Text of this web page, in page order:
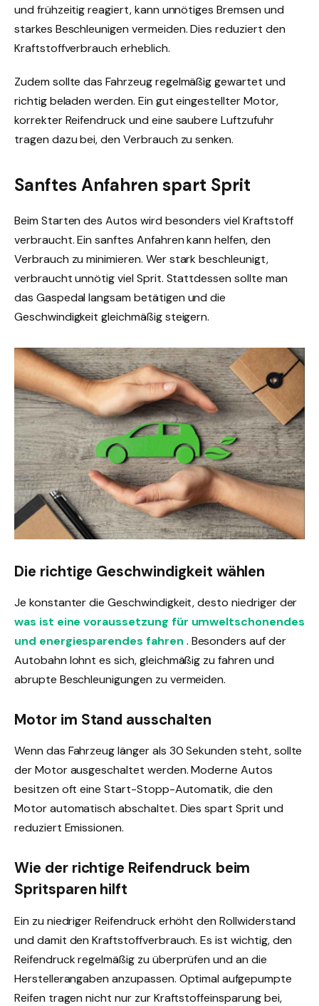
und frühzeitig reagiert, kann unnötiges Bremsen und
starkes Beschleunigen vermeiden. Dies reduziert den
Kraftstoffverbrauch erheblich.
Zudem sollte das Fahrzeug regelmäßig gewartet und
richtig beladen werden. Ein gut eingestellter Motor,
korrekter Reifendruck und eine saubere Luftzufuhr
tragen dazu bei, den Verbrauch zu senken.
Sanftes Anfahren spart Sprit
Beim Starten des Autos wird besonders viel Kraftstoff
verbraucht. Ein sanftes Anfahren kann helfen, den
Verbrauch zu minimieren. Wer stark beschleunigt,
verbraucht unnötig viel Sprit. Stattdessen sollte man
das Gaspedal langsam betätigen und die
Geschwindigkeit gleichmäßig steigern.
Die richtige Geschwindigkeit wählen
Je konstanter die Geschwindigkeit, desto niedriger der
was ist eine voraussetzung für umweltschonendes
und energiesparendes fahren . Besonders auf der
Autobahn lohnt es sich, gleichmäßig zu fahren und
abrupte Beschleunigungen zu vermeiden.
Motor im Stand ausschalten
Wenn das Fahrzeug länger als 30 Sekunden steht, sollte
der Motor ausgeschaltet werden. Moderne Autos
besitzen oft eine Start-Stopp-Automatik, die den
Motor automatisch abschaltet. Dies spart Sprit und
reduziert Emissionen.
Wie der richtige Reifendruck beim
Spritsparen hilft
Ein zu niedriger Reifendruck erhöht den Rollwiderstand
und damit den Kraftstoffverbrauch. Es ist wichtig, den
Reifendruck regelmäßig zu überprüfen und an die
Herstellerangaben anzupassen. Optimal aufgepumpte
Reifen tragen nicht nur zur Kraftstoffeinsparung bei,